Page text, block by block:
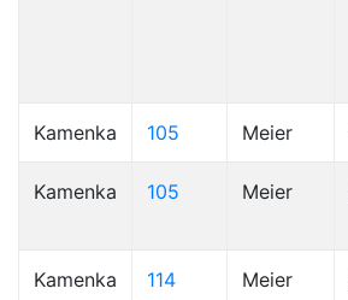
Kamenka 105 Meier
Kamenka 105 Meier
Kamenka 114 Meier